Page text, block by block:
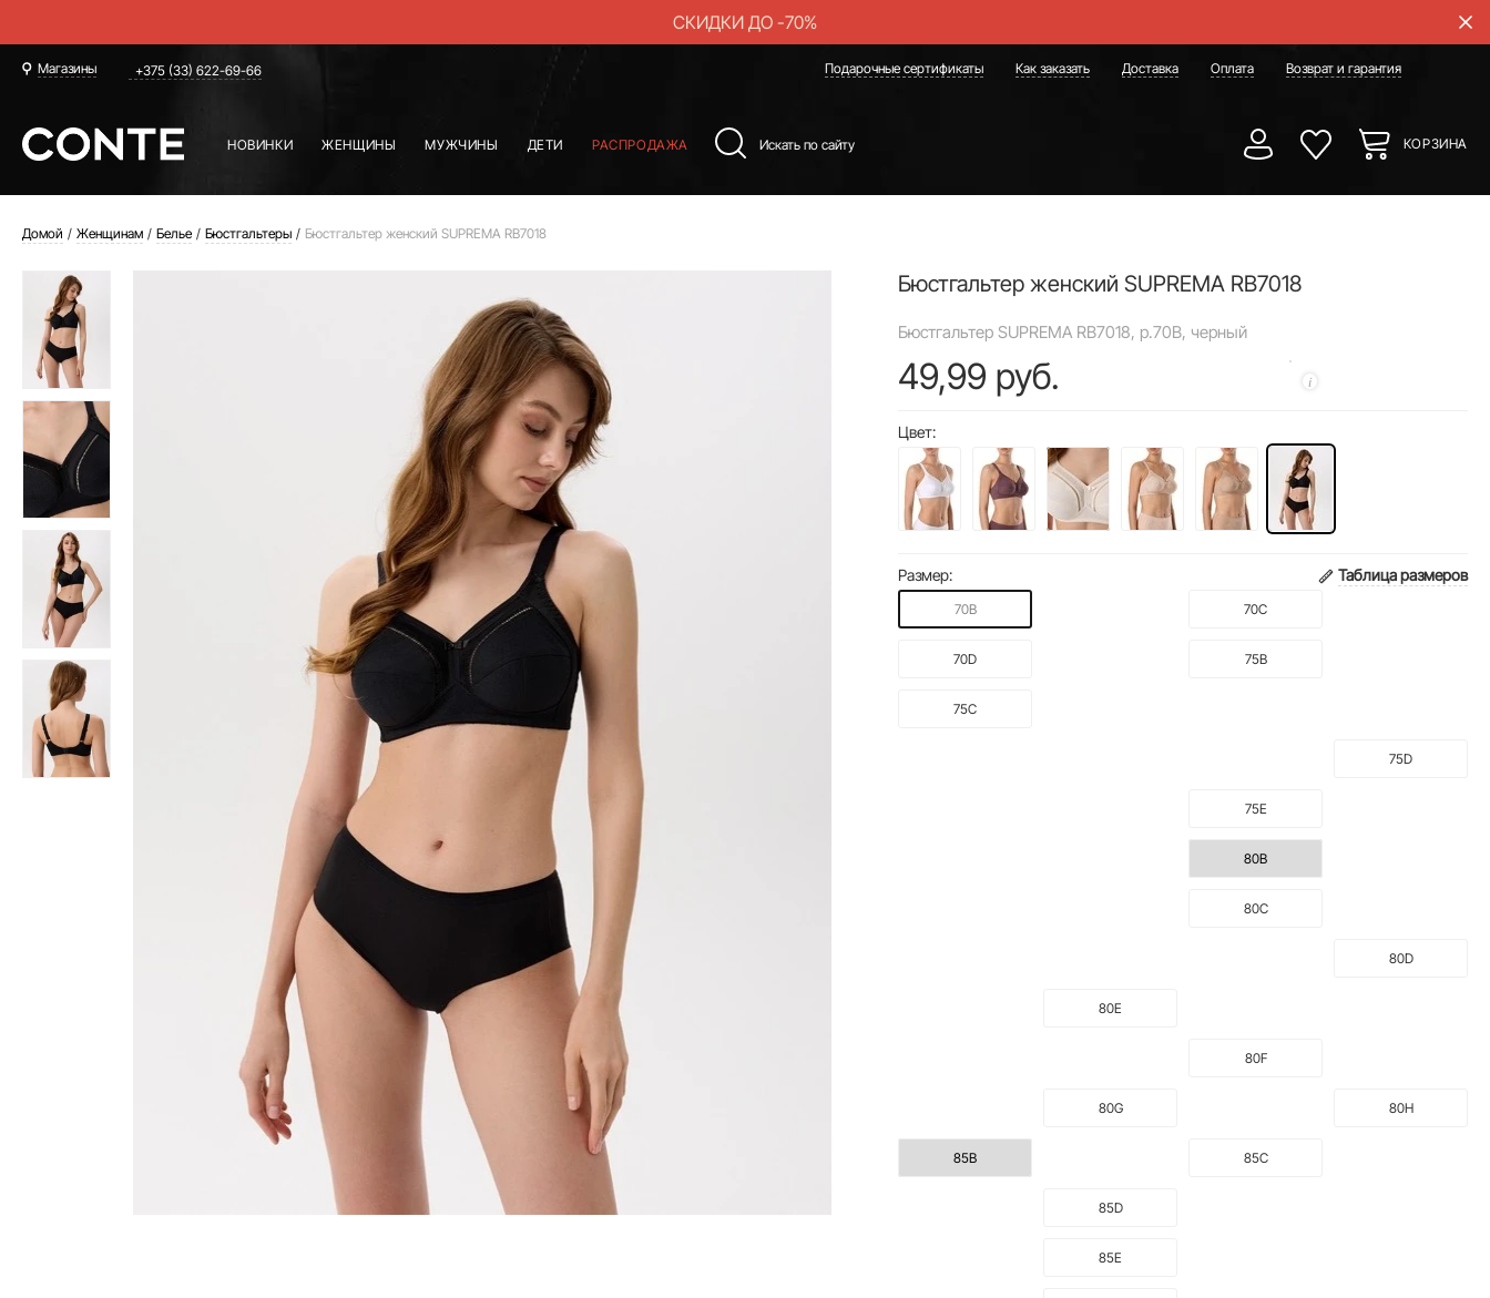
СКИДКИ ДО -70%
Магазины +375 (33) 622-69-66 Подарочные сертификаты Как заказать Доставка Оплата Возврат и гарантия
НОВИНКИ ЖЕНЩИНЫ МУЖЧИНЫ ДЕТИ РАСПРОДАЖА КОРЗИНА
Домой Женщинам Белье Бюстгальтеры Бюстгальтер женский SUPREMA RB7018
Бюстгальтер женский SUPREMA RB7018
Бюстгальтер SUPREMA RB7018, р.70B, черный
49,99 руб.
Цвет:
Размер: Таблица размеров
70B 70C
70D 75B
75C
75D
75E
80B
80C
80D
80E
80F
80G 80H
85B 85C
85D
85E